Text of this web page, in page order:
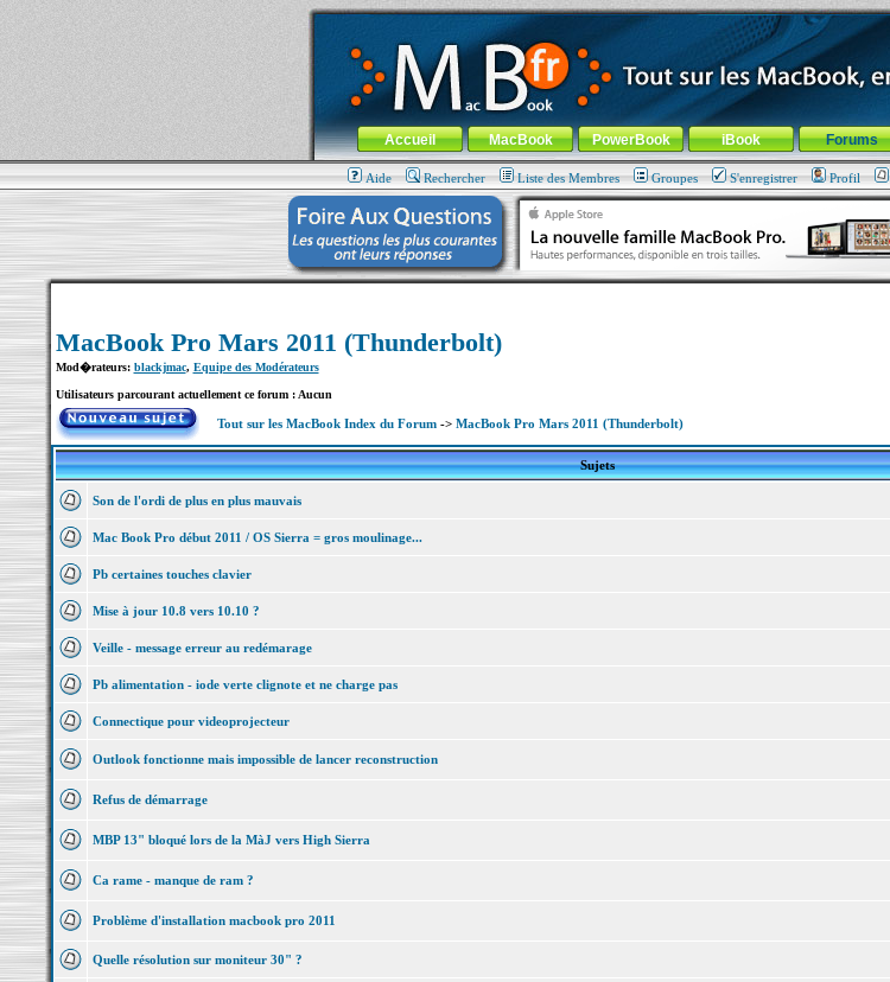
MacBook-fr.com : 100% Apple... 100% nomade !
Aller au contenu-Aller au menu général-Aller au menu de la rubrique
Menu général
Accueil MacBook PowerBook iBook Forums
Aide Rechercher Liste des Membres Groupes S'enregistrer Profil
MacBook Pro Mars 2011 (Thunderbolt)
Mod�rateurs: blackjmac, Equipe des Modérateurs
Utilisateurs parcourant actuellement ce forum : Aucun
Tout sur les MacBook Index du Forum-> MacBook Pro Mars 2011 (Thunderbolt)
Sujets
Son de l'ordi de plus en plus mauvais
Mac Book Pro début 2011 / OS Sierra = gros moulinage...
Pb certaines touches clavier
Mise à jour 10.8 vers 10.10 ?
Veille - message erreur au redémarage
Pb alimentation - iode verte clignote et ne charge pas
Connectique pour videoprojecteur
Outlook fonctionne mais impossible de lancer reconstruction
Refus de démarrage
MBP 13" bloqué lors de la MàJ vers High Sierra
Ca rame - manque de ram ?
Problème d'installation macbook pro 2011
Quelle résolution sur moniteur 30" ?